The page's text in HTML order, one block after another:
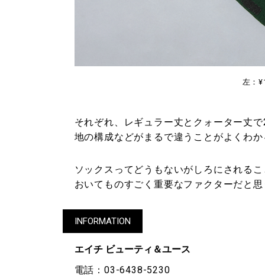
左：
それぞれ、レギュラー丈とクォーター丈
地の構成などがまるで違うことがよくわ
ソックスってどうもないがしろにされる
おいてものすごく重要なファクターだと
INFORMATION
エイチ ビューティ＆ユース
電話：03-6438-5230